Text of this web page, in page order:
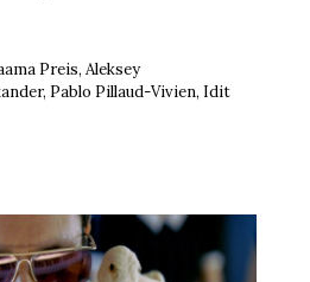
Preis, Aleksey
Pablo Pillaud-Vivien, Idit